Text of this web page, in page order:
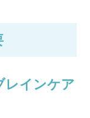
レインケア